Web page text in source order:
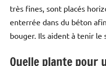
très fines, sont placés
enterrée dans du béton
bouger. Ils aident à tenir le
Quelle plante pour